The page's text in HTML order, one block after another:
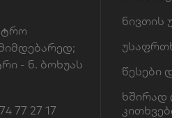
- ნ. ბოხუას
77 27 17
ნივთის
წესები
ხშირად